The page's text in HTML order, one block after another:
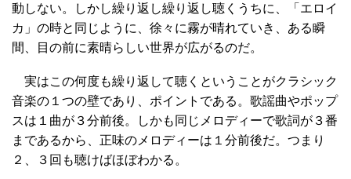
動しない。しかし繰り返し繰り返し聴くうちに、「エロイ
カ」の時と同じように、徐々に霧が晴れていき、ある瞬
間、目の前に素晴らしい世界が広がるのだ。
実はこの何度も繰り返して聴くということがクラシック
音楽の１つの壁であり、ポイントである。歌謡曲やポップ
スは１曲が３分前後。しかも同じメロディーで歌詞が３番
まであるから、正味のメロディーは１分前後だ。つまり
２、３回も聴けばほぼわかる。